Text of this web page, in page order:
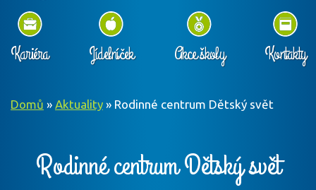
Kariéra Jídelníček Akce školy Kontakty
Domů » Aktuality » Rodinné centrum Dětský svět
Rodinné centrum Dětský svět